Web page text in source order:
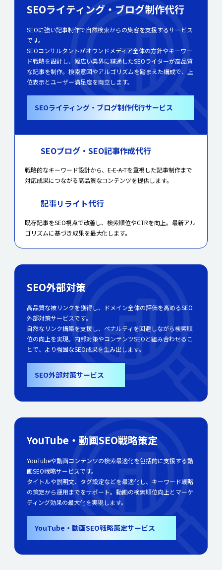
SEOライティング・ブログ制作代行
SEOに強い記事制作で自然検索からの集客を支援するサービス
です。
SEOコンサルタントがオウンドメディア全体の方針やキーワー
ド戦略を設計し、幅広い業界に精通したSEOライターが高品質
な記事を制作。検索意図やアルゴリズムを踏まえた構成で、上
位表示とユーザー満足度を両立します。
SEOライティング・ブログ制作代行サービス
SEOブログ・SEO記事作成代行
戦略的なキーワード設計から、E-E-A-Tを重視した記事制作まで
対応成果につながる高品質なコンテンツを提供します。
記事リライト代行
既存記事をSEO視点で改善し、検索順位やCTRを向上。最新アル
ゴリズムに基づき成果を最大化します。
SEO外部対策
高品質な被リンクを獲得し、ドメイン全体の評価を高めるSEO
外部対策サービスです。
自然なリンク構築を支援し、ペナルティを回避しながら検索順
位の向上を実現。内部対策やコンテンツSEOと組み合わせるこ
とで、より強固なSEO成果を生み出します。
SEO外部対策サービス
YouTube・動画SEO戦略策定
YouTubeや動画コンテンツの検索最適化を包括的に支援する動
画SEO戦略サービスです。
タイトルや説明文、タグ設定などを最適化し、キーワード戦略
の策定から運用までをサポート。動画の検索順位向上とマーケ
ティング効果の最大化を実現します。
YouTube・動画SEO戦略策定サービス